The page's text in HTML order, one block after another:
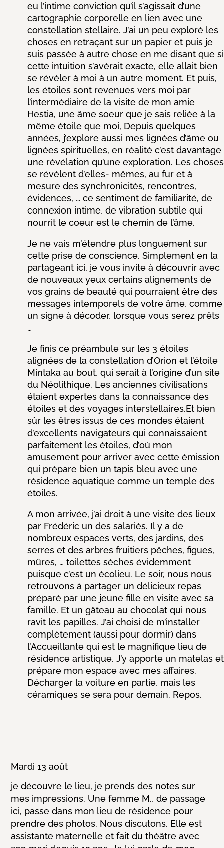
eu l’intime conviction qu’il s’agissait d’une
cartographie corporelle en lien avec une
constellation stellaire. J’ai un peu exploré les
choses en retraçant sur un papier et puis je
suis passée à autre chose en me disant que si
cette intuition s’avérait exacte, elle allait bien
se révéler à moi à un autre moment. Et puis,
les étoiles sont revenues vers moi par
l’intermédiaire de la visite de mon amie
Hestia, une âme soeur que je sais reliée à la
même étoile que moi, Depuis quelques
années, j’explore aussi mes lignées d’âme ou
lignées spirituelles, en réalité c’est davantage
une révélation qu’une exploration. Les choses
se révèlent d’elles- mêmes, au fur et à
mesure des synchronicités, rencontres,
évidences, … ce sentiment de familiarité, de
connexion intime, de vibration subtile qui
nourrit le coeur est le chemin de l’âme.
Je ne vais m’étendre plus longuement sur
cette prise de conscience. Simplement en la
partageant ici, je vous invite à découvrir avec
de nouveaux yeux certains alignements de
vos grains de beauté qui pourraient être des
messages intemporels de votre âme, comme
un signe à décoder, lorsque vous serez prêts
…
Je finis ce préambule sur les 3 étoiles
alignées de la constellation d’Orion et l’étoile
Mintaka au bout, qui serait à l’origine d’un site
du Néolithique. Les anciennes civilisations
étaient expertes dans la connaissance des
étoiles et des voyages interstellaires.Et bien
sûr les êtres issus de ces mondes étaient
d’excellents navigateurs qui connaissaient
parfaitement les étoiles, d’où mon
amusement pour arriver avec cette émission
qui prépare bien un tapis bleu avec une
résidence aquatique comme un temple des
étoiles.
A mon arrivée, j’ai droit à une visite des lieux
par Frédéric un des salariés. Il y a de
nombreux espaces verts, des jardins, des
serres et des arbres fruitiers pêches, figues,
mûres, … toilettes sèches évidemment
puisque c’est un écolieu. Le soir, nous nous
retrouvons à partager un délicieux repas
préparé par une jeune fille en visite avec sa
famille. Et un gâteau au chocolat qui nous
ravit les papilles. J’ai choisi de m’installer
complètement (aussi pour dormir) dans
l’Accueillante qui est le magnifique lieu de
résidence artistique. J’y apporte un matelas et
prépare mon espace avec mes affaires.
Décharger la voiture en partie, mais les
céramiques se sera pour demain. Repos.
Mardi 13 août
je découvre le lieu, je prends des notes sur
mes impressions. Une femme M., de passage
ici, passe dans mon lieu de résidence pour
prendre des photos. Nous discutons. Elle est
assistante maternelle et fait du théâtre avec